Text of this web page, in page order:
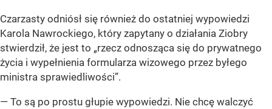
Czarzasty odniósł się również do ostatniej wypowiedzi
Karola Nawrockiego, który zapytany o działania Ziobry
stwierdził, że jest to „rzecz odnosząca się do prywatnego
życia i wypełnienia formularza wizowego przez byłego
ministra sprawiedliwości”.
— To są po prostu głupie wypowiedzi. Nie chcę walczyć